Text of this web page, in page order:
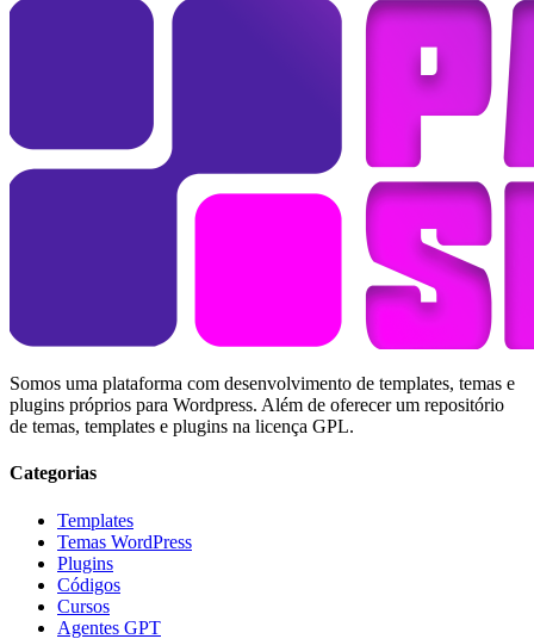
Somos uma plataforma com desenvolvimento de templates, temas e
plugins próprios para Wordpress. Além de oferecer um repositório
de temas, templates e plugins na licença GPL.
Categorias
Templates
Temas WordPress
Plugins
Códigos
Cursos
Agentes GPT